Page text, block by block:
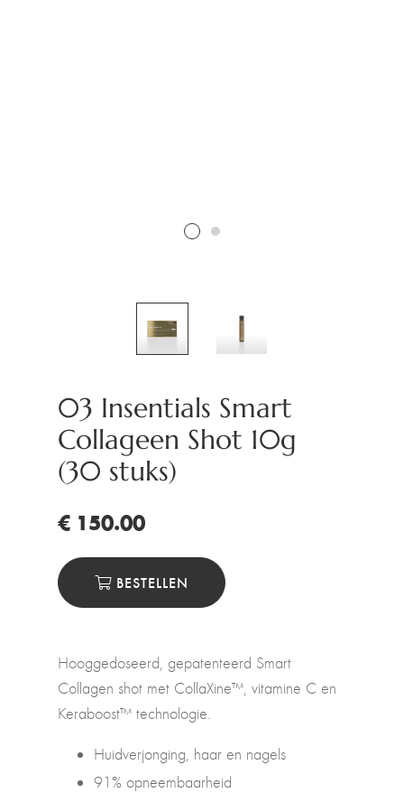
03 Insentials Smart
Collageen Shot 10g
(30 stuks)
€ 150.00
BESTELLEN
Hooggedoseerd, gepatenteerd Smart
Collagen shot met CollaXine™, vitamine C en
Keraboost™ technologie.
Huidverjonging, haar en nagels
91% opneembaarheid